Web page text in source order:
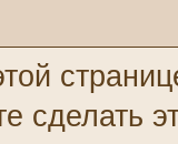
сделать